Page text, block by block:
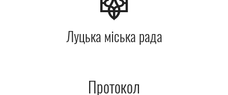
Міська влада
Міська рада
Луцька міська рада
Протокол